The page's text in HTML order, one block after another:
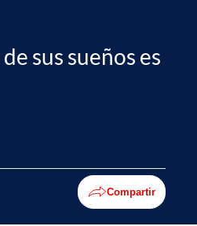
sus sueños es
Compartir